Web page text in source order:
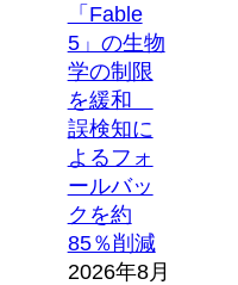
「Fable
5」の生物
学の制限
を緩和
誤検知に
よるフォ
ールバッ
クを約
85％削減
2026年8月